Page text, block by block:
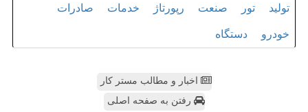
تولید تور صنعت رپورتاژ خدمات صادرات
خودرو دستگاه
اخبار و مطالب مستر کار
رفتن به صفحه اصلی